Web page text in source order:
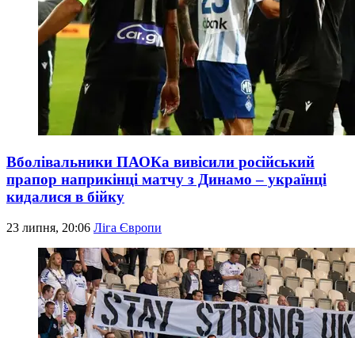
Вболівальники ПАОКа вивісили російський
прапор наприкінці матчу з Динамо – українці
кидалися в бійку
23 липня, 20:06 Ліга Європи